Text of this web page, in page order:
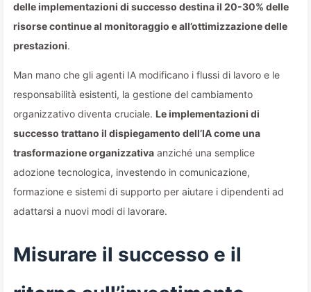
delle implementazioni di successo destina il 20-30% delle
risorse continue al monitoraggio e all’ottimizzazione delle
prestazioni.
Man mano che gli agenti IA modificano i flussi di lavoro e le
responsabilità esistenti, la gestione del cambiamento
organizzativo diventa cruciale. Le implementazioni di
successo trattano il dispiegamento dell’IA come una
trasformazione organizzativa anziché una semplice
adozione tecnologica, investendo in comunicazione,
formazione e sistemi di supporto per aiutare i dipendenti ad
adattarsi a nuovi modi di lavorare.
Misurare il successo e il